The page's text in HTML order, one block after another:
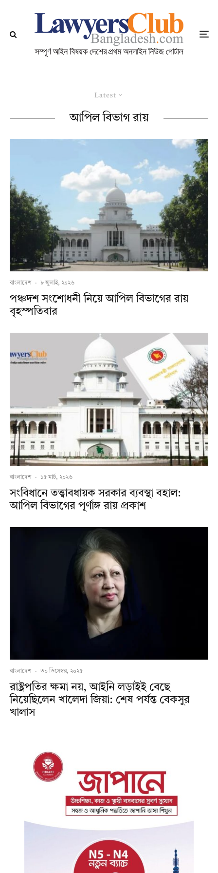
Latest
আপিল বিভাগ রায়
বাংলাদেশ · ৮ জুলাই, ২০২৬
পঞ্চদশ সংশোধনী নিয়ে আপিল বিভাগের রায়
বৃহস্পতিবার
বাংলাদেশ · ১৫ মার্চ, ২০২৬
সংবিধানে তত্ত্বাবধায়ক সরকার ব্যবস্থা বহাল:
আপিল বিভাগের পূর্ণাঙ্গ রায় প্রকাশ
বাংলাদেশ · ৩০ ডিসেম্বর, ২০২৫
রাষ্ট্রপতির ক্ষমা নয়, আইনি লড়াইই বেছে
নিয়েছিলেন খালেদা জিয়া: শেষ পর্যন্ত বেকসুর
খালাস